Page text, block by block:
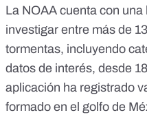
La NOAA cuenta con una
investigar entre más de
tormentas, incluyendo
datos de interés, desde
aplicación ha registrado
formado en el golfo de